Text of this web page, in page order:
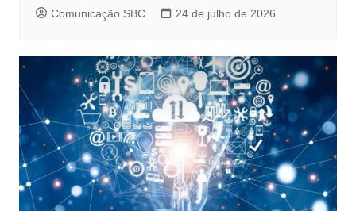
Comunicação SBC 24 de julho de 2026